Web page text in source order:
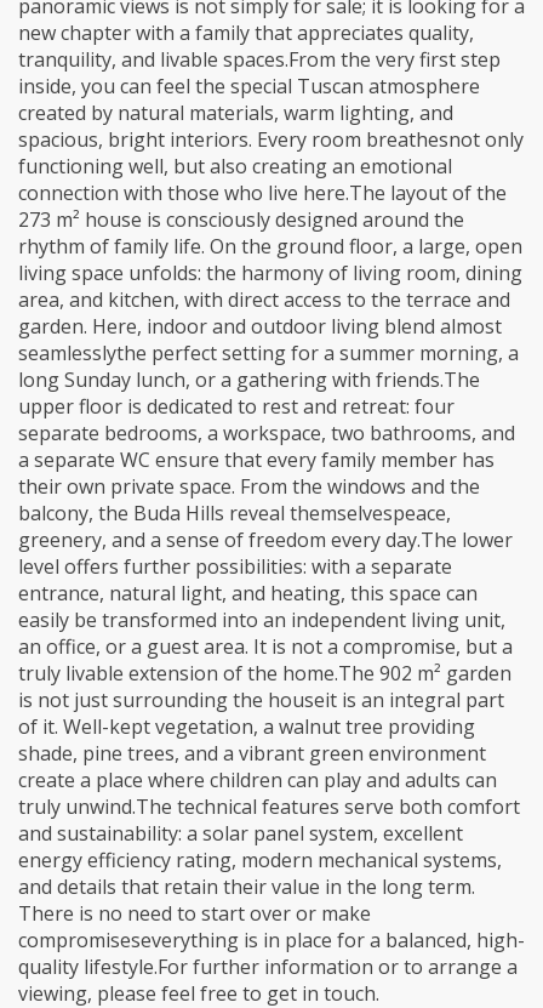
panoramic views is not simply for sale; it is looking for a
new chapter with a family that appreciates quality,
tranquility, and livable spaces.From the very first step
inside, you can feel the special Tuscan atmosphere
created by natural materials, warm lighting, and
spacious, bright interiors. Every room breathesnot only
functioning well, but also creating an emotional
connection with those who live here.The layout of the
273 m² house is consciously designed around the
rhythm of family life. On the ground floor, a large, open
living space unfolds: the harmony of living room, dining
area, and kitchen, with direct access to the terrace and
garden. Here, indoor and outdoor living blend almost
seamlesslythe perfect setting for a summer morning, a
long Sunday lunch, or a gathering with friends.The
upper floor is dedicated to rest and retreat: four
separate bedrooms, a workspace, two bathrooms, and
a separate WC ensure that every family member has
their own private space. From the windows and the
balcony, the Buda Hills reveal themselvespeace,
greenery, and a sense of freedom every day.The lower
level offers further possibilities: with a separate
entrance, natural light, and heating, this space can
easily be transformed into an independent living unit,
an office, or a guest area. It is not a compromise, but a
truly livable extension of the home.The 902 m² garden
is not just surrounding the houseit is an integral part
of it. Well-kept vegetation, a walnut tree providing
shade, pine trees, and a vibrant green environment
create a place where children can play and adults can
truly unwind.The technical features serve both comfort
and sustainability: a solar panel system, excellent
energy efficiency rating, modern mechanical systems,
and details that retain their value in the long term.
There is no need to start over or make
compromiseseverything is in place for a balanced, high-
quality lifestyle.For further information or to arrange a
viewing, please feel free to get in touch.